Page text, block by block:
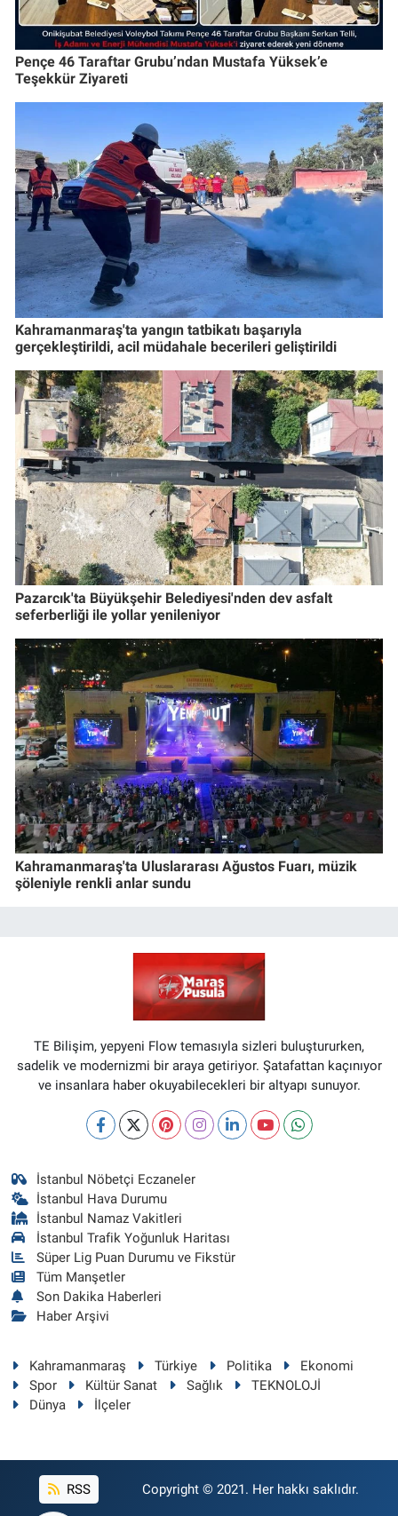
Pençe 46 Taraftar Grubu’ndan Mustafa Yüksek’e
Teşekkür Ziyareti
Kahramanmaraş'ta yangın tatbikatı başarıyla
gerçekleştirildi, acil müdahale becerileri geliştirildi
Pazarcık'ta Büyükşehir Belediyesi'nden dev asfalt
seferberliği ile yollar yenileniyor
Kahramanmaraş'ta Uluslararası Ağustos Fuarı, müzik
şöleniyle renkli anlar sundu
TE Bilişim, yepyeni Flow temasıyla sizleri buluştururken,
sadelik ve modernizmi bir araya getiriyor. Şatafattan kaçınıyor
ve insanlara haber okuyabilecekleri bir altyapı sunuyor.
İstanbul Nöbetçi Eczaneler
İstanbul Hava Durumu
İstanbul Namaz Vakitleri
İstanbul Trafik Yoğunluk Haritası
Süper Lig Puan Durumu ve Fikstür
Tüm Manşetler
Son Dakika Haberleri
Haber Arşivi
Kahramanmaraş Türkiye Politika
Ekonomi
Spor
Kültür Sanat Sağlık
TEKNOLOJİ
Dünya
İlçeler
RSS Copyright © 2021. Her hakkı saklıdır.